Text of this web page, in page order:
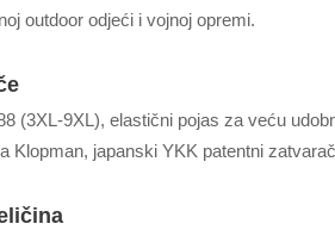
outdoor odjeći i vojnoj opremi.
(3XL-9XL), elastični pojas za veću
Klopman, japanski YKK patentni